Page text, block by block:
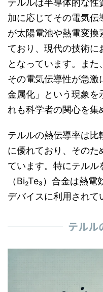
テルルは半導体的な性
加に応じてその電気
が太陽電池や熱電変換
ており、現代の技術
となっています。また
その電気伝導性が急激
金属化」という現象を
れも科学者の関心を集
テルルの熱伝導率は比
に優れており、その
ています。特にテル
（Bi₂Te₃）合金は熱
デバイスに利用されて
テルル